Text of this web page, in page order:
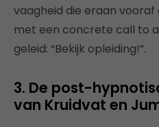
vaagheid die eraan
met een concrete call to
geleid: “Bekijk opleiding!”.
3. De post-
van Kruidvat en